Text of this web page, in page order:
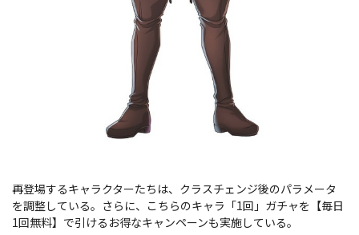
再登場するキャラクターたちは、クラスチェンジ後のパラメータ
を調整している。さらに、こちらのキャラ「1回」ガチャを【毎日
1回無料】で引けるお得なキャンペーンも実施している。